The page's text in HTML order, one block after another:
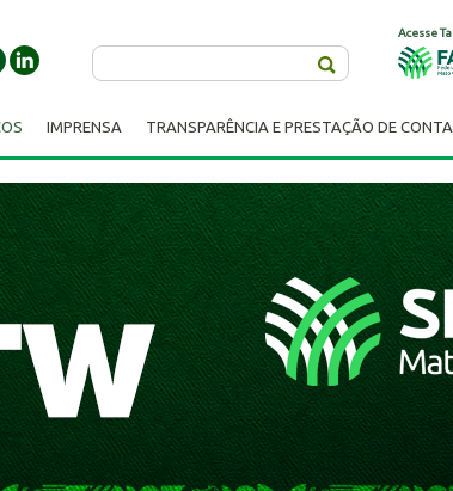
Acesse
IMPRENSA TRANSPARÊNCIA E PRESTAÇÃO DE